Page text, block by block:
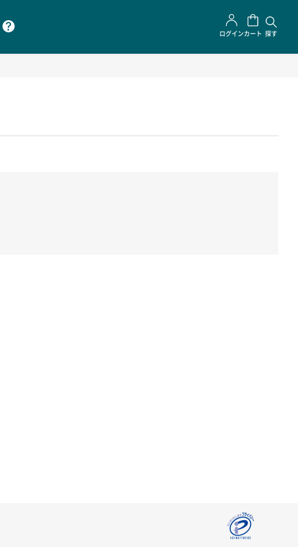
ログインカート 探す